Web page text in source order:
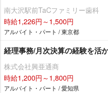
南大沢駅前TaCファミリー歯科
時給1,226円～1,500円
アルバイト・パート / 東京都
経理事務/月次決算の経験を活
株式会社興亜通商
時給1,200円～1,800円
アルバイト・パート / 愛知県